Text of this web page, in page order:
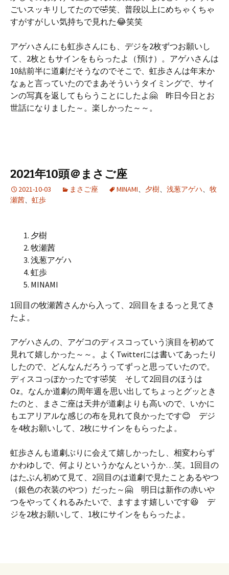
ごいスッキリしてたので🤣笑、普段以上にめちゃくちゃ
すがすがしい気持ちで見れた😂笑笑
アゲハさんにも虹歩さんにも、デジを2枚ずつお願いし
て、2枚ともサインをもらったよ（預け）。アゲハさんは
10結前半に道劇だそうなのでそこで、虹歩さんは年末か
なぁと言っていたのでまあそういうタイミングで、サイ
ンの写真を返してもらうことにしたよ🤗 昨日今日とお
世話になりました～。楽しかった～～。
2021年10頭＠まさご座
2021-10-03 まさご座 MINAMI、 夕樹、 浅葱アゲハ、 牧
瀬茜、 虹歩
夕樹
牧瀬茜
浅葱アゲハ
虹歩
MINAMI
1回目の牧瀬茜さんから入って、2回目をまるっと見てき
たよ。
アゲハさんの、アゲコのディスコっていう演目を初めて
見れて嬉しかった～～。よくTwitterには書いてあったり
したので、どんなんだろうってずっと思っていたので。
ディスコっぽかったです🤣笑 そして2回目のほうは
Oz。なんか道劇の周年週を思い出してちょっとグッとき
たのと、まさご座は天井が道劇よりも高いので、いかに
もエアリアルな感じの布を見れて良かったです😊 デジ
を4枚お願いして、2枚にサインをもらったよ。
虹歩さんも道劇ぶりに会えて嬉しかったし、相変わらず
かわゆしで、何よりというかなんというか…笑。1回目の
はたぶん初めて見て、2回目のは道劇で見たことあるやつ
（銀色の衣装のやつ）だった～🤗 明日は新作の赤いや
つをやってくれるみたいで、ますます嬉しいです😆 デ
ジを2枚お願いして、1枚にサインをもらったよ。